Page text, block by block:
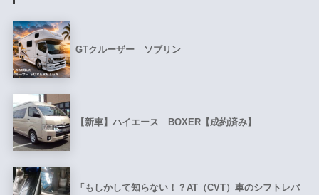
GTクルーザー ソブリン
【新車】ハイエース BOXER【成約済み】
「もしかして知らない！？AT（CVT）車のシフトレバ